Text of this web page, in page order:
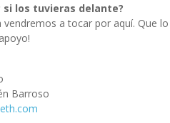
si los tuvieras delante?
vendremos a tocar por aquí. Que
Barroso